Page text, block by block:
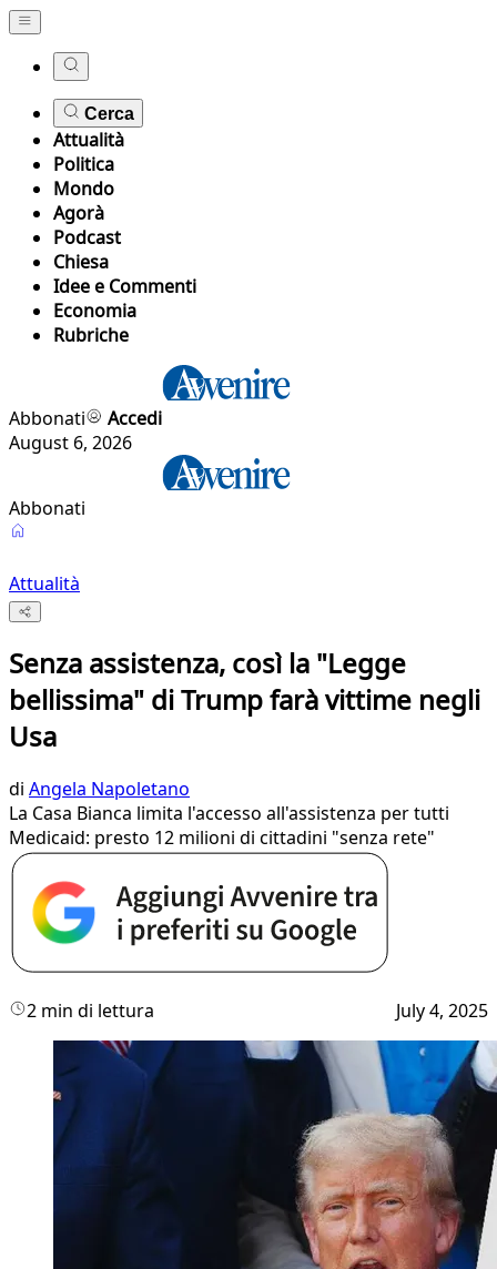
Cerca
Attualità
Politica
Mondo
Agorà
Podcast
Chiesa
Idee e Commenti
Economia
Rubriche
Abbonati
Accedi
August 6, 2026
Abbonati
Attualità
Senza assistenza, così la "Legge
bellissima" di Trump farà vittime negli
Usa
di Angela Napoletano
La Casa Bianca limita l'accesso all'assistenza per tutti
Medicaid: presto 12 milioni di cittadini "senza rete"
2 min di lettura July 4, 2025